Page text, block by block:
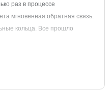
раз в процессе
мгновенная обратная связь.
кольца. Все прошло